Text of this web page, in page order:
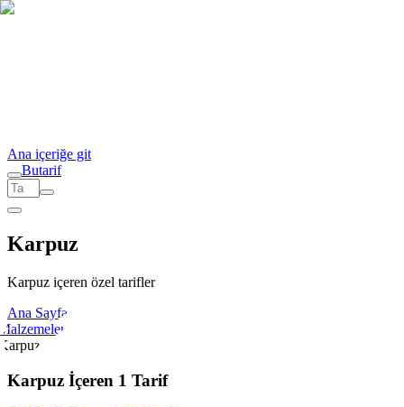
Ana içeriğe git
Butarif
Karpuz
Karpuz içeren özel tarifler
Ana Sayfa
Karpuz İçeren 1 Tarif